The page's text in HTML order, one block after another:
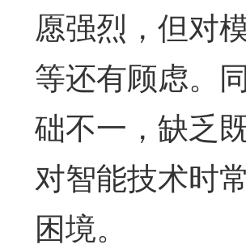
愿强烈，但对
等还有顾虑。
础不一，缺乏
对智能技术时
困境。